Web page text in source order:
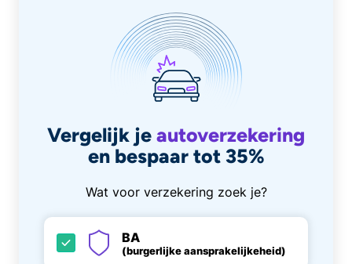
Vergelijk je autoverzekering
en bespaar tot 35%
Wat voor verzekering zoek je?
BA
(burgerlijke aansprakelijkeheid)